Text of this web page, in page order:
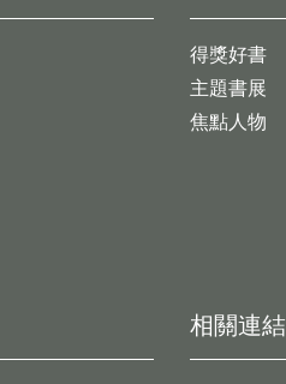
得獎好書
主題書展
焦點人物
相關連結